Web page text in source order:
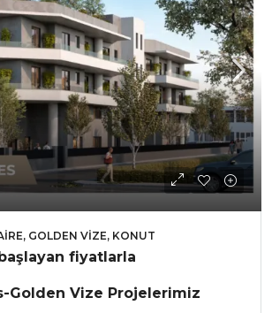
GOLDEN VIZE, KONUT
fiyatlarla
Golden Vize Projelerimiz